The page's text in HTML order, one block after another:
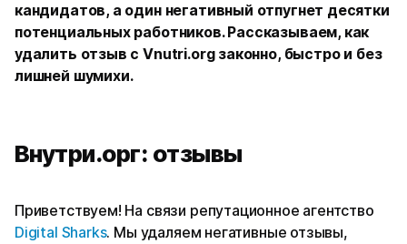
кандидатов, а один негативный отпугнет десятки
потенциальных работников. Рассказываем, как
удалить отзыв с Vnutri.org законно, быстро и без
лишней шумихи.
Внутри.орг: отзывы
Приветствуем! На связи репутационное агентство
Digital Sharks. Мы удаляем негативные отзывы,